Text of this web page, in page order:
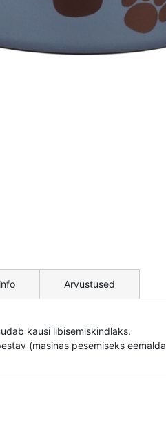
kausi libisemiskindlaks.
(masinas pesemiseks
Arvustused